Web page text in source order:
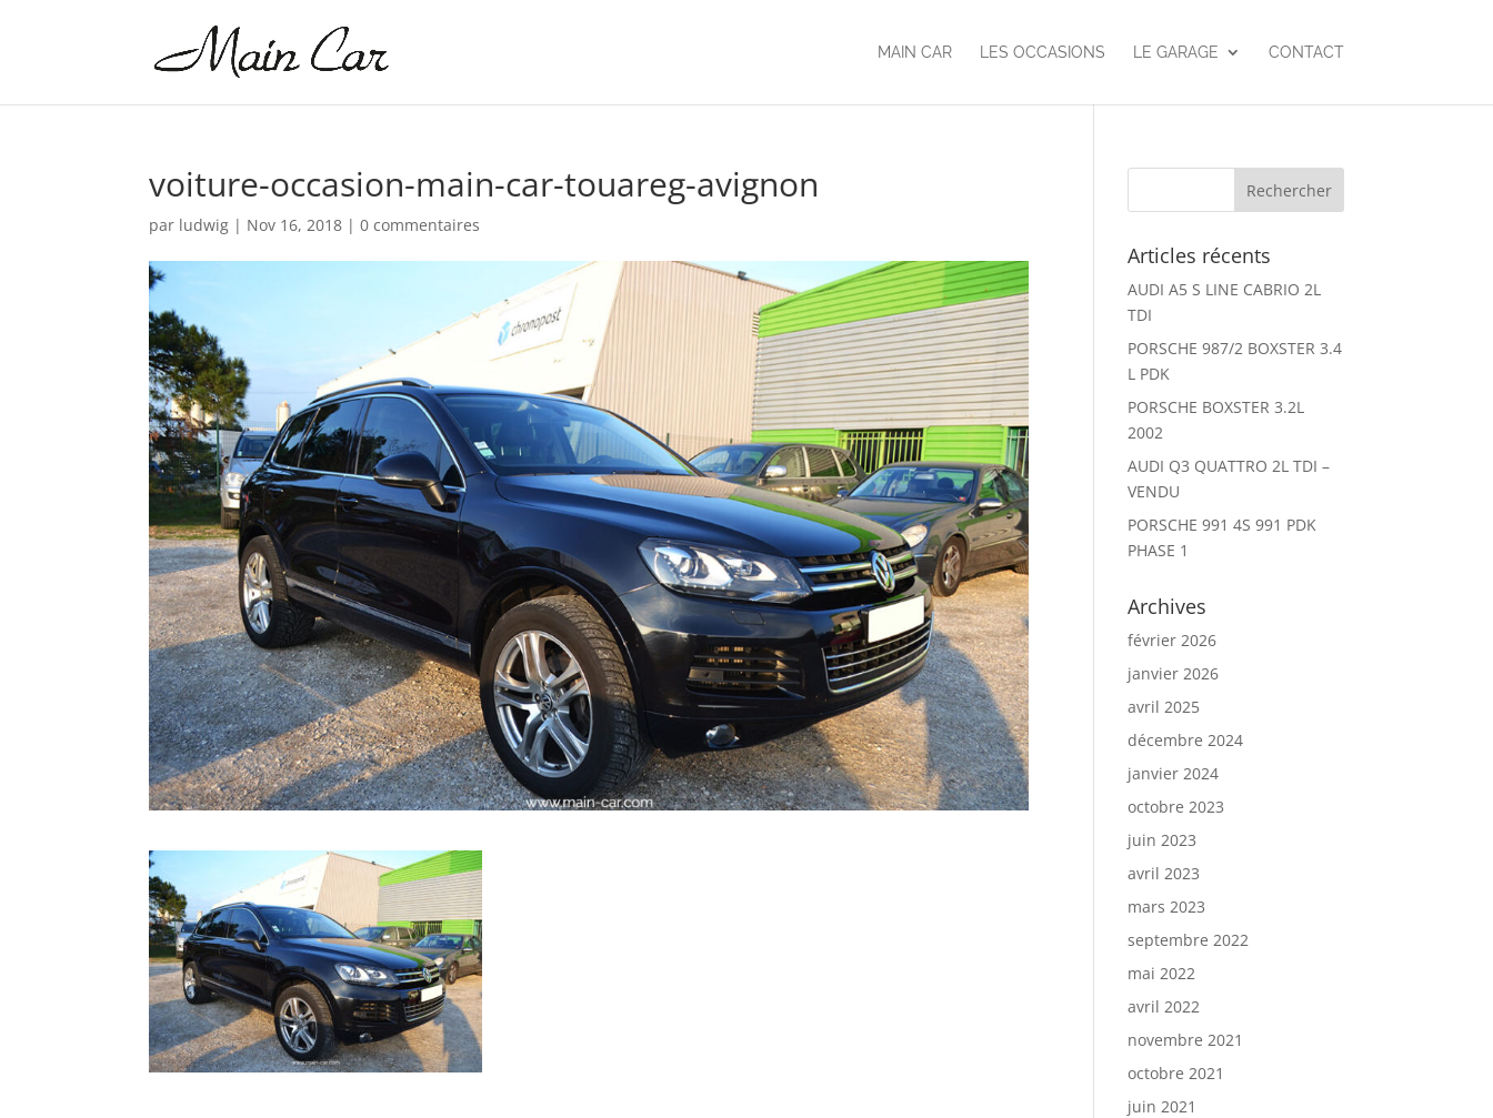
MAIN CAR LES OCCASIONS LE GARAGE CONTACT
voiture-occasion-main-car-touareg-avignon
par ludwig | Nov 16, 2018 |0 commentaires
Articles récents
AUDI A5 S LINE CABRIO 2L
TDI
PORSCHE 987/2 BOXSTER 3.4
L PDK
PORSCHE BOXSTER 3.2L
2002
AUDI Q3 QUATTRO 2L TDI –
VENDU
PORSCHE 991 4S 991 PDK
PHASE 1
Archives
février 2026
janvier 2026
avril 2025
décembre 2024
janvier 2024
octobre 2023
juin 2023
avril 2023
mars 2023
septembre 2022
mai 2022
avril 2022
novembre 2021
octobre 2021
juin 2021